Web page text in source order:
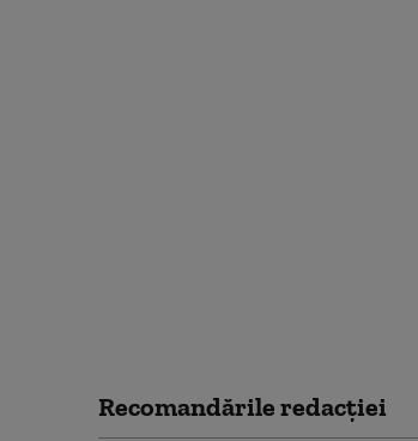
Recomandările redacţiei